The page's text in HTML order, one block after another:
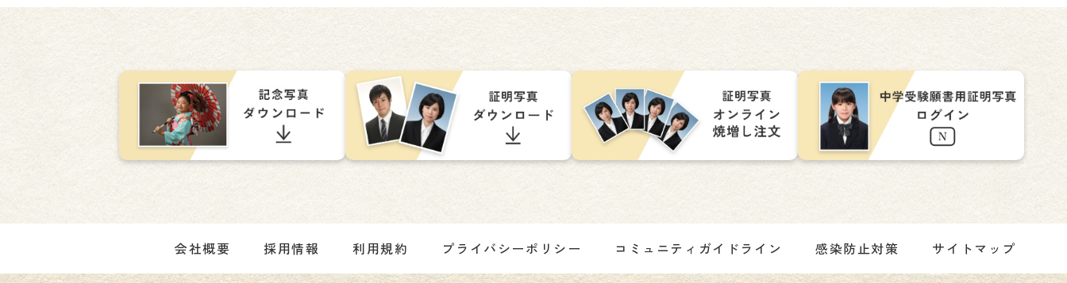
会社概要 採用情報 利用規約 プライバシーポリシー コミュニティガイドライン 感染防止対策 サイトマップ